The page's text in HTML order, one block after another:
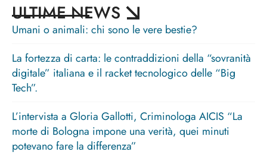
ULTIME NEWS
Umani o animali: chi sono le vere bestie?
La fortezza di carta: le contraddizioni della “sovranità
digitale” italiana e il racket tecnologico delle “Big
Tech”.
L’intervista a Gloria Gallotti, Criminologa AICIS “La
morte di Bologna impone una verità, quei minuti
potevano fare la differenza”